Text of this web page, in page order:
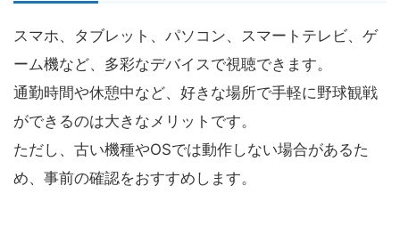
スマホ、タブレット、パソコン、スマートテレビ、ゲ
ーム機など、多彩なデバイスで視聴できます。
通勤時間や休憩中など、好きな場所で手軽に野球観戦
ができるのは大きなメリットです。
ただし、古い機種やOSでは動作しない場合があるた
め、事前の確認をおすすめします。